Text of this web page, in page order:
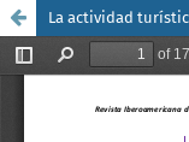
La actividad